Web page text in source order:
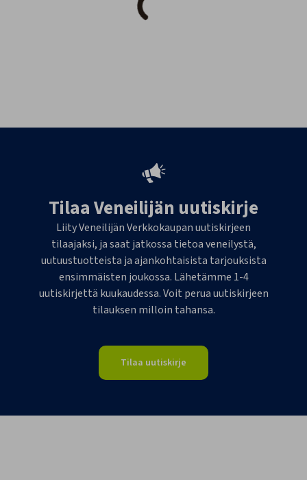
Tilaa Veneilijän uutiskirje
Liity Veneilijän Verkkokaupan uutiskirjeen
tilaajaksi, ja saat jatkossa tietoa veneilystä,
uutuustuotteista ja ajankohtaisista tarjouksista
ensimmäisten joukossa. Lähetämme 1-4
uutiskirjettä kuukaudessa. Voit perua uutiskirjeen
tilauksen milloin tahansa.
Tilaa uutiskirje